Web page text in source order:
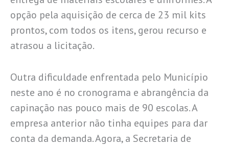
opção pela aquisição de cerca de 23 mil kits
prontos, com todos os itens, gerou recurso e
atrasou a licitação.
Outra dificuldade enfrentada pelo Município
neste ano é no cronograma e abrangência da
capinação nas pouco mais de 90 escolas. A
empresa anterior não tinha equipes para dar
conta da demanda. Agora, a Secretaria de